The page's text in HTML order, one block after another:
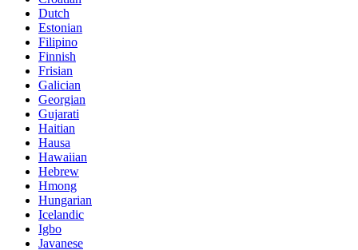
Dutch
Estonian
Filipino
Finnish
Frisian
Galician
Georgian
Gujarati
Haitian
Hausa
Hawaiian
Hebrew
Hmong
Hungarian
Icelandic
Igbo
Javanese